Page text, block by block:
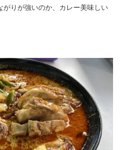
がりが強いのか、カレー美味しい